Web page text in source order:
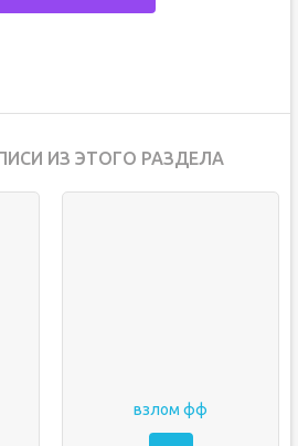
ИЗ ЭТОГО РАЗДЕЛА
взлом фф